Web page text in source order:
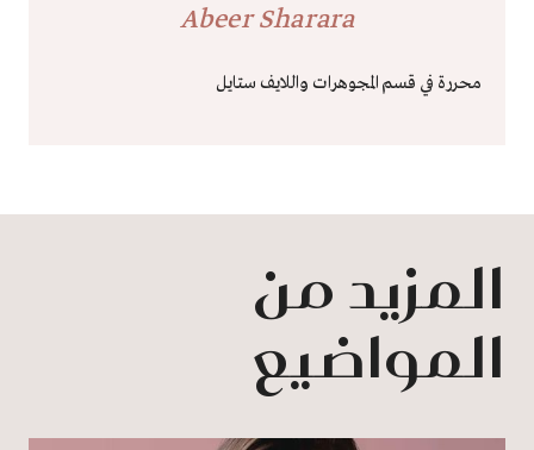
Abeer Sharara
محررة في قسم المجوهرات واللايف ستايل
المزيد من
المواضيع